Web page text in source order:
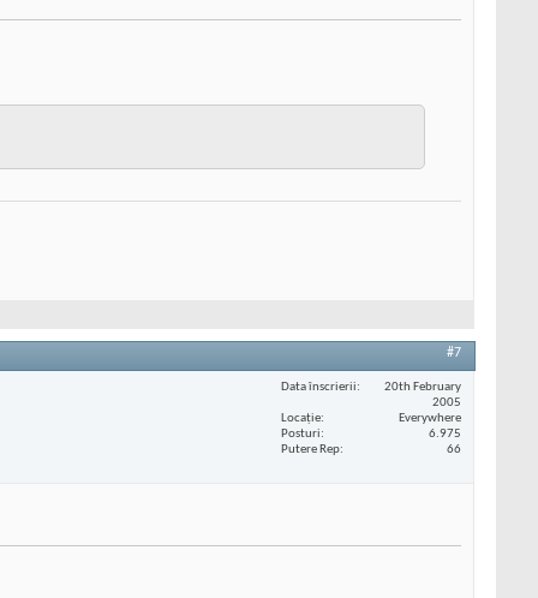
#7
Data înscrierii
20th February
2005
Locaţie
Everywhere
Posturi
6.975
Putere Rep
66